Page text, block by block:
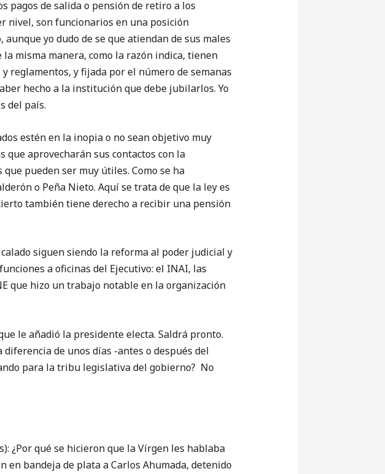
pagos de salida o pensión de retiro a los
nivel, son funcionarios en una posición
yo dudo de se que atiendan de sus males
la misma manera, como la razón indica, tienen
reglamentos, y fijada por el número de semanas
hecho a la institución que debe jubilarlos. Yo
del país.
estén en la inopia o no sean objetivo muy
que aprovecharán sus contactos con la
pueden ser muy útiles. Como se ha
o Peña Nieto. Aquí se trata de que la ley es
también tiene derecho a recibir una pensión
siguen siendo la reforma al poder judicial y
a oficinas del Ejecutivo: el INAI, las
que hizo un trabajo notable en la organización
le añadió la presidente electa. Saldrá pronto.
de unos días -antes o después del
para la tribu legislativa del gobierno? No
¿Por qué se hicieron que la Vírgen les hablaba
en bandeja de plata a Carlos Ahumada, detenido